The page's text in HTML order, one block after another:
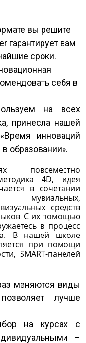
вы решите
гарантирует вам
сроки.
себя в
на всех
принесла нашей
инноваций
образовании».
повсеместно
4D, идея
в сочетании
мувиальных,
средств
С их помощью
в процесс
В нашей школе
при помощи
SMART-панелей
меняются виды
лучше
на курсах с
–